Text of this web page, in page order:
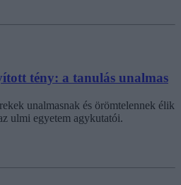
tény: a tanulás unalmas
unalmasnak és örömtelennek élik
ulmi egyetem agykutatói.